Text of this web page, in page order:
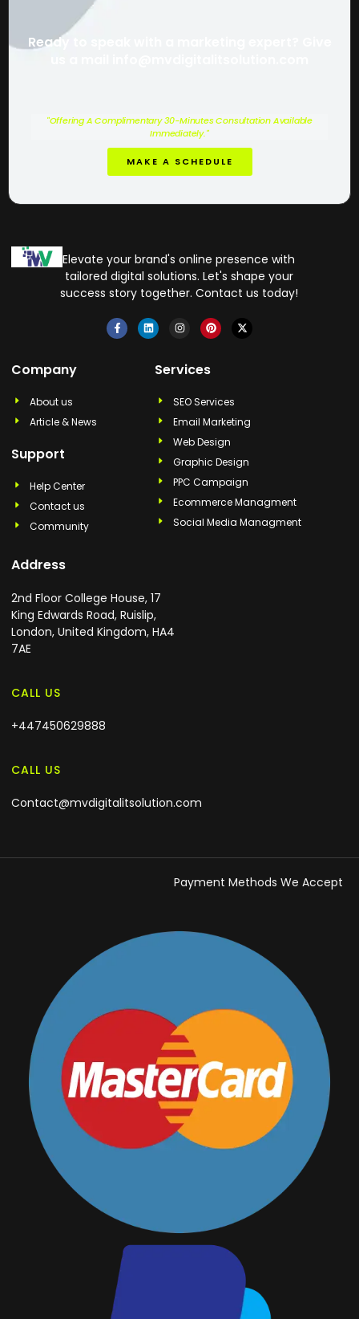
Ready to speak with a marketing expert? Give
"Offering A Complimentary 30-Minutes Consultation Available
Immediately."
MAKE A SCHEDULE
Elevate your brand's online presence with
tailored digital solutions. Let's shape your
success story together. Contact us today!
Company
About us
Article & News
Support
Help Center
Contact us
Community
Services
SEO Services
Email Marketing
Web Design
Graphic Design
PPC Campaign
Ecommerce Managment
Social Media Managment
Address
2nd Floor College House, 17
King Edwards Road, Ruislip,
London, United Kingdom, HA4
7AE
CALL US
+447450629888
CALL US
Contact@mvdigitalitsolution.com
Payment Methods We Accept